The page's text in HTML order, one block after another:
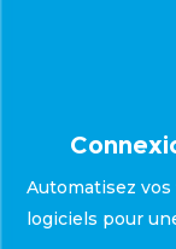
Automatisez
logiciels pour